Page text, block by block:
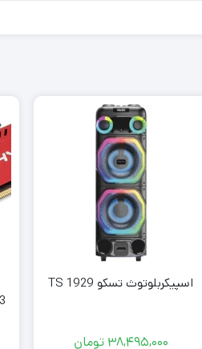
اسپیکربلوتوث تسکو TS 1929
38,495,000 تومان